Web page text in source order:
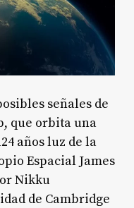
señales de
que orbita una
años luz de la
Espacial James
Nikku
de Cambridge